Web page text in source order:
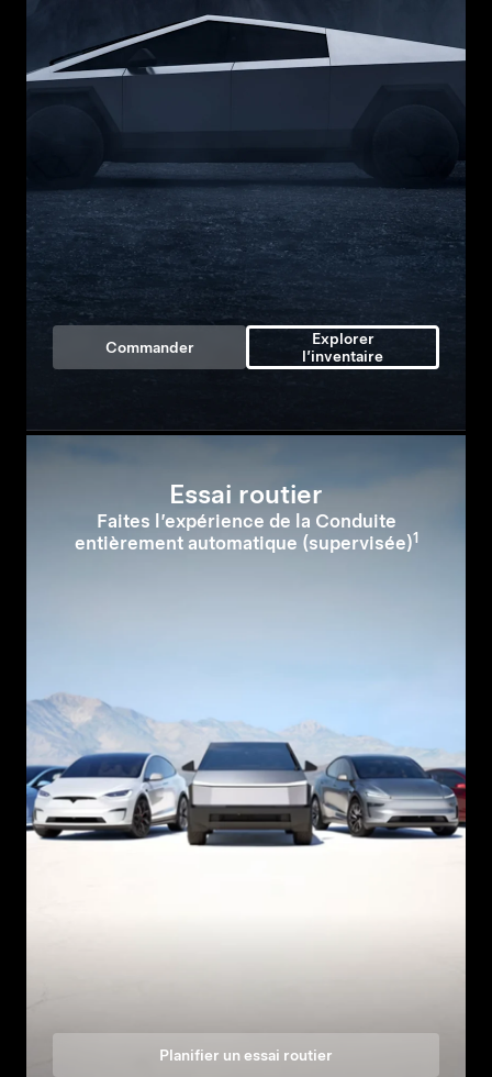
Commander
Explorer
l’inventaire
Essai routier
Faites l’expérience de la Conduite
entièrement automatique (supervisée)1
Planifier un essai routier